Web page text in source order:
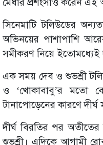
সিনেমাটি টলিউডের
অভিনয়ের পাশাপাশি
সমীকরণ নিয়ে ইতোমধ্যেই
এক সময় দেব ও শুভশ্রী
ও ‘খোকাবাবু’র মতো
টানাপোড়েনের কারণে
দীর্ঘ বিরতির পর
শুভশ্রী। এদিকে আগামী